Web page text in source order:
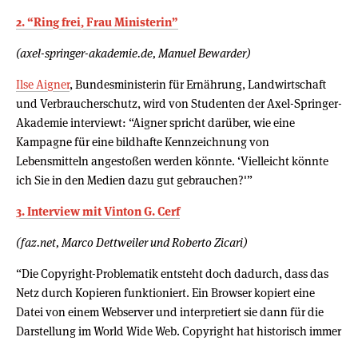
2. “Ring frei, Frau Ministerin”
(axel-springer-akademie.de, Manuel Bewarder)
Ilse Aigner, Bundesministerin für Ernährung, Landwirtschaft
und Verbraucherschutz, wird von Studenten der Axel-Springer-
Akademie interviewt: “Aigner spricht darüber, wie eine
Kampagne für eine bildhafte Kennzeichnung von
Lebensmitteln angestoßen werden könnte. ‘Vielleicht könnte
ich Sie in den Medien dazu gut gebrauchen?'”
3. Interview mit Vinton G. Cerf
(faz.net, Marco Dettweiler und Roberto Zicari)
“Die Copyright-Problematik entsteht doch dadurch, dass das
Netz durch Kopieren funktioniert. Ein Browser kopiert eine
Datei von einem Webserver und interpretiert sie dann für die
Darstellung im World Wide Web. Copyright hat historisch immer